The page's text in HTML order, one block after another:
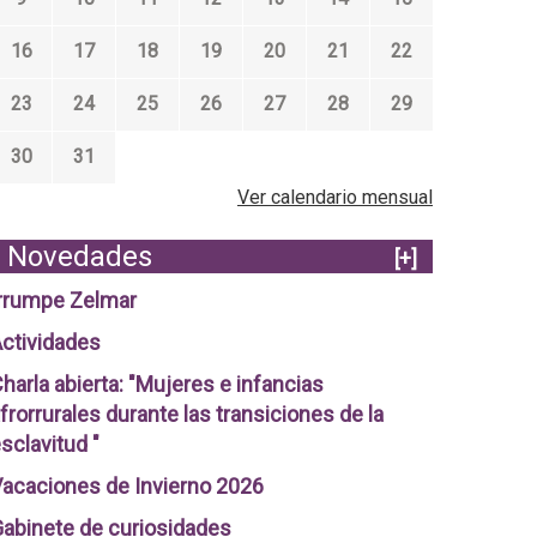
16 17 18 19 20 21 22
23 24 25 26 27 28 29
30
31
Ver calendario mensual
Novedades
[+]
Zelmar
abierta: "Mujeres e infancias
durante las transiciones de la
"
de Invierno 2026
de curiosidades